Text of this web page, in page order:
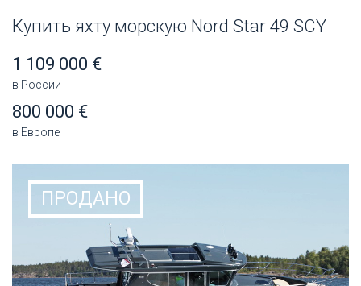
Купить яхту морскую Nord Star 49 SCY
1 109 000 €
в России
800 000 €
в Европе